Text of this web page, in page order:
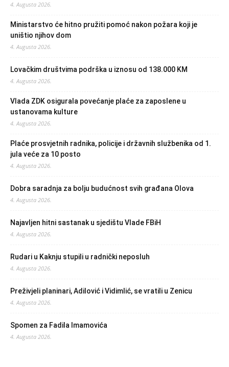
4. Augusta 2026.
Ministarstvo će hitno pružiti pomoć nakon požara koji je
uništio njihov dom
4. Augusta 2026.
Lovačkim društvima podrška u iznosu od 138.000 KM
4. Augusta 2026.
Vlada ZDK osigurala povećanje plaće za zaposlene u
ustanovama kulture
4. Augusta 2026.
Plaće prosvjetnih radnika, policije i državnih službenika od 1.
jula veće za 10 posto
4. Augusta 2026.
Dobra saradnja za bolju budućnost svih građana Olova
4. Augusta 2026.
Najavljen hitni sastanak u sjedištu Vlade FBiH
4. Augusta 2026.
Rudari u Kaknju stupili u radnički neposluh
4. Augusta 2026.
Preživjeli planinari, Adilović i Vidimlić, se vratili u Zenicu
4. Augusta 2026.
Spomen za Fadila Imamovića
4. Augusta 2026.